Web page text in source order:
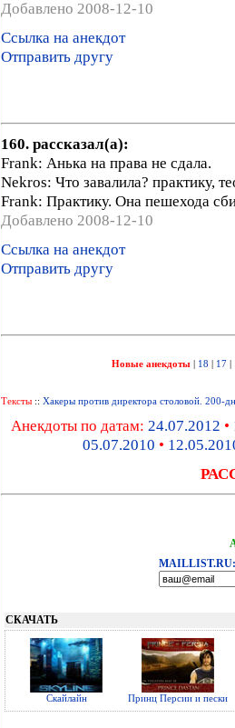
Добавлено 2008-12-10
Ссылка на анекдот
Отправить другу
160. рассказал(а):
Frank: Анька на права не сдала.
Nekros: Что завалила? практику,
Frank: Практику. Она пешехода
Добавлено 2008-12-10
Ссылка на анекдот
Отправить другу
Новые анекдоты| 18 | 17|
Тексты :: Хакеры против директора столовой. 200-
Анекдоты по датам: 24.07.2012 •
05.07.2010 •
MAILLIST.RU:
СКАЧАТЬ
Скайлайн Принц Персии и пески